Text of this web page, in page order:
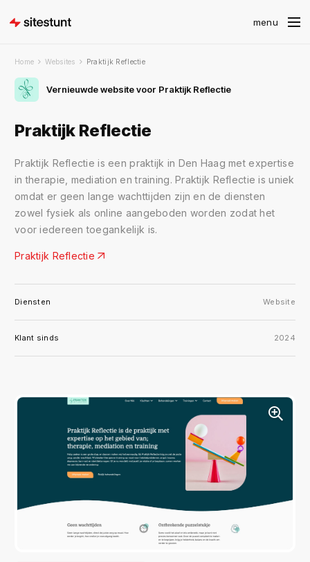
Home Websites Praktijk Reflectie
Vernieuwde website voor Praktijk Reflectie
Praktijk Reflectie
Praktijk Reflectie is een praktijk in Den Haag met expertise
in therapie, mediation en training. Praktijk Reflectie is uniek
omdat er geen lange wachttijden zijn en de diensten
zowel fysiek als online aangeboden worden zodat het
voor iedereen toegankelijk is.
Praktijk Reflectie
Diensten Website
Klant sinds 2024